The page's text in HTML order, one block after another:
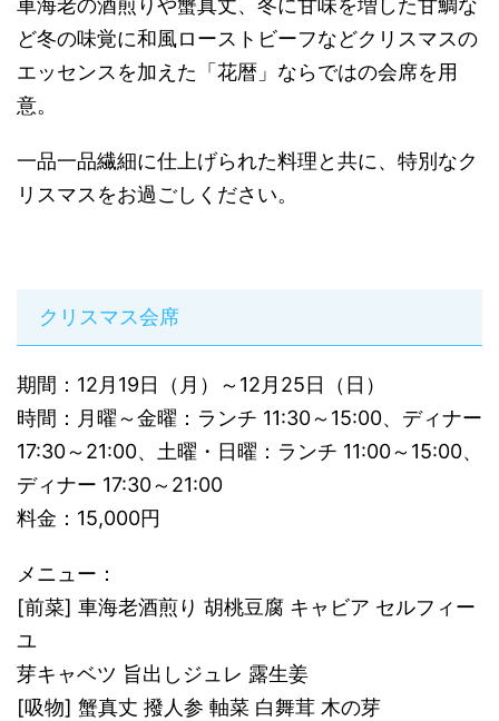
車海老の酒煎りや蟹真丈、冬に甘味を増した甘鯛な
ど冬の味覚に和風ローストビーフなどクリスマスの
エッセンスを加えた「花暦」ならではの会席を用
意。
一品一品繊細に仕上げられた料理と共に、特別なク
リスマスをお過ごしください。
クリスマス会席
期間：12月19日（月）～12月25日（日）
時間：月曜～金曜：ランチ 11:30～15:00、ディナー
17:30～21:00、土曜・日曜：ランチ 11:00～15:00、
ディナー 17:30～21:00
料金：15,000円
メニュー：
[前菜] 車海老酒煎り 胡桃豆腐 キャビア セルフィー
ユ
芽キャベツ 旨出しジュレ 露生姜
[吸物] 蟹真丈 撥人参 軸菜 白舞茸 木の芽